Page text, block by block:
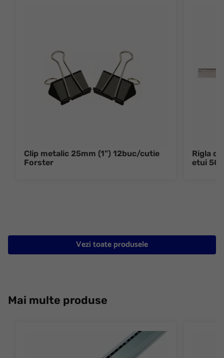
Clip metalic 25mm (1") 12buc/cutie
Forster
Rigla
etui
Vezi toate produsele
Mai multe produse